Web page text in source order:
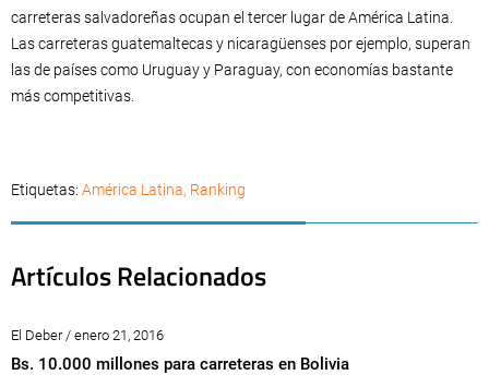
carreteras salvadoreñas ocupan el tercer lugar de América Latina.
Las carreteras guatemaltecas y nicaragüenses por ejemplo, superan
las de países como Uruguay y Paraguay, con economías bastante
más competitivas.
Etiquetas: América Latina, Ranking
Artículos Relacionados
El Deber / enero 21, 2016
Bs. 10.000 millones para carreteras en Bolivia